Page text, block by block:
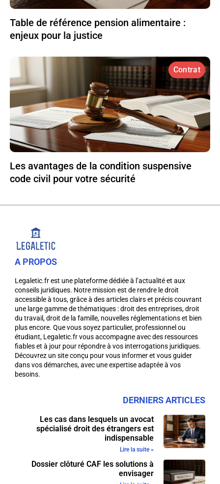
Table de référence pension alimentaire :
enjeux pour la justice
Contrat
Les avantages de la condition suspensive
code civil pour votre sécurité
A PROPOS
Legaletic.fr est une plateforme dédiée à l’actualité et aux
conseils juridiques. Notre mission est de rendre le droit
accessible à tous, grâce à des articles clairs et précis couvrant
une large gamme de thématiques : droit des entreprises, droit
du travail, droit de la famille, nouvelles réglementations et bien
plus encore. Que vous soyez particulier, professionnel ou
étudiant, Legaletic.fr vous accompagne avec des ressources
fiables et à jour pour répondre à vos interrogations juridiques.
Découvrez un site conçu pour vous informer et vous guider
dans vos démarches, avec une expertise adaptée à vos
besoins.
DERNIERS ARTICLES
Les cas dans lesquels un avocat
spécialisé droit des étrangers est
indispensable
Lire la suite »
Dossier clôturé CAF les solutions à
envisager